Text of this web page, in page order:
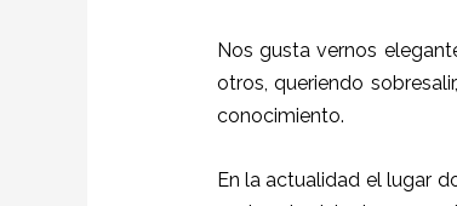
Nos gusta vernos
otros, queriendo
conocimiento.
En la actualidad el lugar